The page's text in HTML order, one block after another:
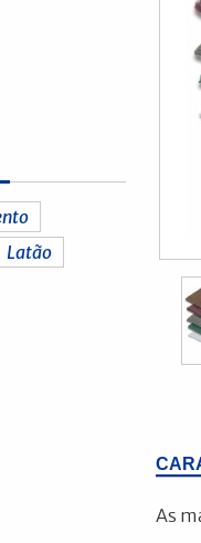
Latão
As